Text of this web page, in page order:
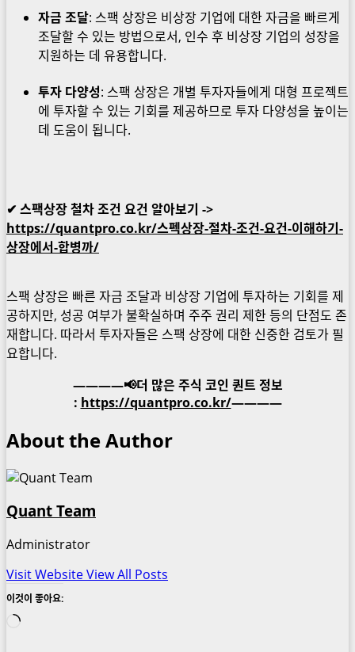
자금 조달: 스팩 상장은 비상장 기업에 대한 자금을 빠르게
조달할 수 있는 방법으로서, 인수 후 비상장 기업의 성장을
지원하는 데 유용합니다.
투자 다양성: 스팩 상장은 개별 투자자들에게 대형 프로젝트
에 투자할 수 있는 기회를 제공하므로 투자 다양성을 높이는
데 도움이 됩니다.
✔ 스팩상장 철차 조건 요건 알아보기 ->
https://quantpro.co.kr/스펙상장-절차-조건-요건-이해하기-
상장에서-합병까/
스팩 상장은 빠른 자금 조달과 비상장 기업에 투자하는 기회를 제
공하지만, 성공 여부가 불확실하며 주주 권리 제한 등의 단점도 존
재합니다. 따라서 투자자들은 스팩 상장에 대한 신중한 검토가 필
요합니다.
————📢더 많은 주식 코인 퀀트 정보
: https://quantpro.co.kr/————
About the Author
Quant Team
Administrator
Visit WebsiteView All Posts
이것이 좋아요:
로